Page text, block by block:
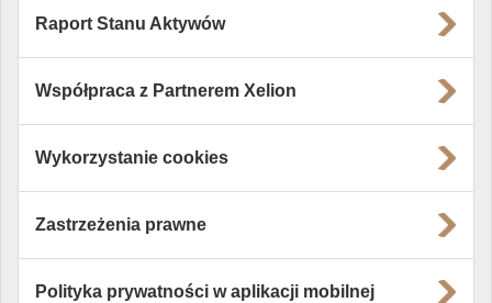
Raport Stanu Aktywów
Współpraca z Partnerem Xelion
Wykorzystanie cookies
Zastrzeżenia prawne
Polityka prywatności w aplikacji mobilnej